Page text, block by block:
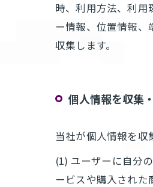
時、利用方法、利
ー情報、位置情報
収集します。
個人情報を収集
当社が個人情報を収
(1) ユーザーに自分
ービスや購入され